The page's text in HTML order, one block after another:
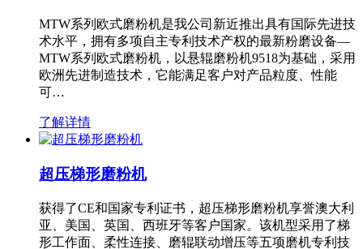
MTW系列欧式磨粉机是我公司新近推出具有国际先进技
术水平，拥有多项自主专利技术产权的最新粉磨设备—
MTW系列欧式磨粉机，以悬辊磨粉机9518为基础，采用
欧洲先进制造技术，它能满足客户对产品粒度、性能
可…
了解详情
超压梯形磨粉机
获得了CE和国家专利证书，超压梯形磨粉机享誉澳大利
亚、美国、英国、西班牙等客户国家。该机型采用了梯
形工作面、柔性连接、磨辊联动增压等五项磨机专利技